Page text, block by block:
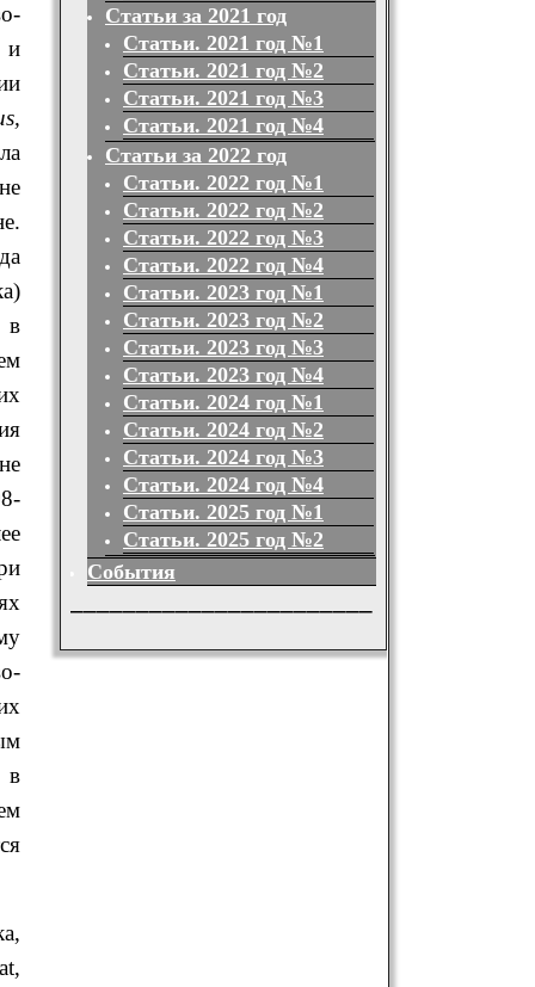
и
в
в
Статьи за 2021 год
Статьи. 2021 год №1
Статьи. 2021 год №2
Статьи. 2021 год №3
Статьи. 2021 год №4
Статьи за 2022 год
Статьи. 2022 год №1
Статьи. 2022 год №2
Статьи. 2022 год №3
Статьи. 2022 год №4
Статьи. 2023 год №1
Статьи. 2023 год №2
Статьи. 2023 год №3
Статьи. 2023 год №4
Статьи. 2024 год №1
Статьи. 2024 год №2
Статьи. 2024 год №3
Статьи. 2024 год №4
Статьи. 2025 год №1
Статьи. 2025 год №2
События